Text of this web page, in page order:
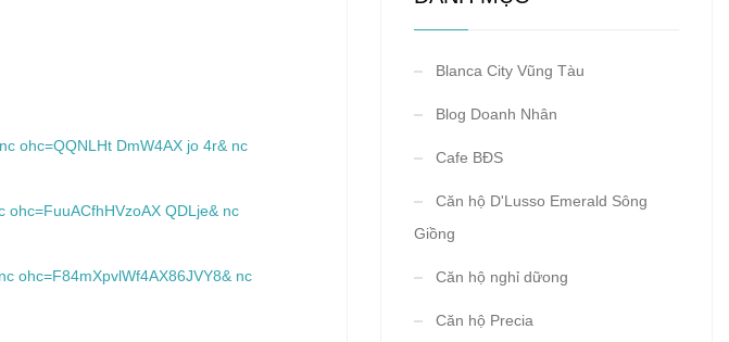
Blanca City Vũng Tàu
Blog Doanh Nhân
Cafe BĐS
Căn hộ D'Lusso Emerald Sông
Giồng
Căn hộ nghỉ dữong
Căn hộ Precia